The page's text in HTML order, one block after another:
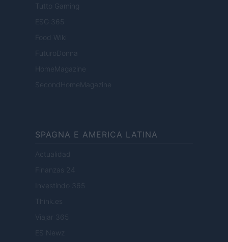
Tutto Gaming
ESG 365
Food Wiki
FuturoDonna
HomeMagazine
SecondHomeMagazine
SPAGNA E AMERICA LATINA
Actualidad
Finanzas 24
Investindo 365
Think.es
Viajar 365
ES Newz